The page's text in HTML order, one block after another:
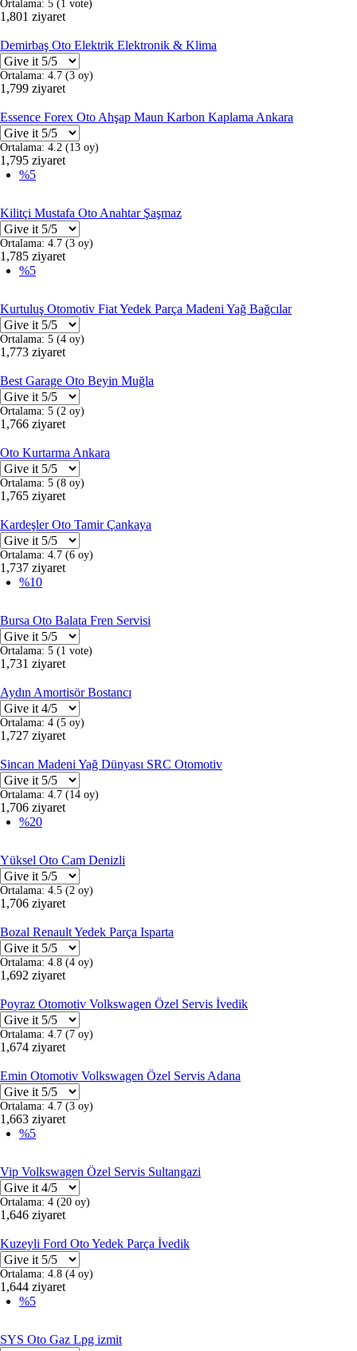
Ortalama: 5 (1 vote)
1,801 ziyaret
Demirbaş Oto Elektrik Elektronik & Klima
Ortalama: 4.7 (3 oy)
1,799 ziyaret
Essence Forex Oto Ahşap Maun Karbon Kaplama Ankara
Ortalama: 4.2 (13 oy)
1,795 ziyaret
%5
Kilitçi Mustafa Oto Anahtar Şaşmaz
Ortalama: 4.7 (3 oy)
1,785 ziyaret
%5
Kurtuluş Otomotiv Fiat Yedek Parça Madeni Yağ Bağcılar
Ortalama: 5 (4 oy)
1,773 ziyaret
Best Garage Oto Beyin Muğla
Ortalama: 5 (2 oy)
1,766 ziyaret
Oto Kurtarma Ankara
Ortalama: 5 (8 oy)
1,765 ziyaret
Kardeşler Oto Tamir Çankaya
Ortalama: 4.7 (6 oy)
1,737 ziyaret
%10
Bursa Oto Balata Fren Servisi
Ortalama: 5 (1 vote)
1,731 ziyaret
Aydın Amortisör Bostancı
Ortalama: 4 (5 oy)
1,727 ziyaret
Sincan Madeni Yağ Dünyası SRC Otomotiv
Ortalama: 4.7 (14 oy)
1,706 ziyaret
%20
Yüksel Oto Cam Denizli
Ortalama: 4.5 (2 oy)
1,706 ziyaret
Bozal Renault Yedek Parça Isparta
Ortalama: 4.8 (4 oy)
1,692 ziyaret
Poyraz Otomotiv Volkswagen Özel Servis İvedik
Ortalama: 4.7 (7 oy)
1,674 ziyaret
Emin Otomotiv Volkswagen Özel Servis Adana
Ortalama: 4.7 (3 oy)
1,663 ziyaret
%5
Vip Volkswagen Özel Servis Sultangazi
Ortalama: 4 (20 oy)
1,646 ziyaret
Kuzeyli Ford Oto Yedek Parça İvedik
Ortalama: 4.8 (4 oy)
1,644 ziyaret
%5
SYS Oto Gaz Lpg izmit